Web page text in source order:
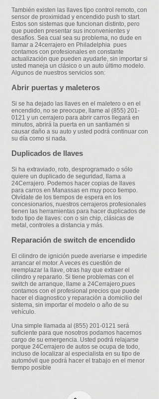
También existen las llaves tipo control remoto, con
sensor de proximidad y encendido push to start.
Estos son sistemas que funcionan distinto, pero
que pueden presentar sus inconvenientes y
desafíos. Sea cual sea su problema, no dude en
llamar a 24cerrajero en Philadelphia pues
contamos con profesionales en constante
actualización que pueden ayudarle, sin importar si
usted maneja un clásico o un auto último modelo.
Algunos de nuestros servicios son:
Abrir puertas y maleteros
Si se ha dejado las llaves en el maletero o en el
encendido, no se preocupe, llame al (855) 201-
0121 y un cerrajero para abrir carros llegará en
minutos, abrirá la puerta en un santiamén si
causar daño a su auto y usted podrá continuar con
su día como si nada.
Duplicados de llaves
Si ha extraviado, roto, desprogramado o sólo
quiere un duplicado de seguridad, llama a
24Cerrajero. Podemos hacer copias de llaves
para carros en Manassas en muy poco tiempo.
Olvídate de los tiempos de espera en los
concesionarios, nuestros cerrajeros profesionales
tienen las herramientas para hacer duplicados de
todo tipo de llaves: con o sin chip, clásicas de
metal, controles a distancia y más.
Reparación de switch de encendido
El cilindro de ignición puede averiarse e impedirle
arrancar el motor. A veces es cuestión de
reemplazar la llave, otras hay que extraer el
cilindro y repararlo. Si tiene problemas con el
switch de arranque, llame a 24Cerrajero pues
contamos con el profesional precios que puede
hacer el diagnostico y reparación a domicilio del
sistema, sin importar el modelo o año de su
vehículo.
Una simple llamada al (855) 201-0121 será
suficiente para que nosotros podamos hacernos
cargo de su emergencia. Usted podrá relajarse
porque 24Cerrajero de autos se ocupa de todo,
incluso de localizar al especialista en su tipo de
automóvil que podrá hacer el trabajo en el menor
tiempo posible